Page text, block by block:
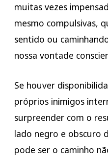
muitas vezes
mesmo compulsivas,
sentido ou
nossa vontade
Se houver
próprios inimigos
surpreender com o
lado negro e obscuro
pode ser o caminho